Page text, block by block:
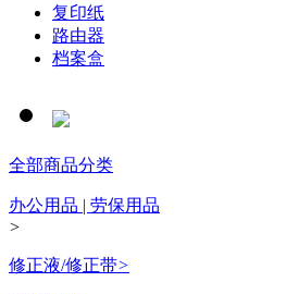
复印纸
路由器
档案盒
全部商品分类
办公用品 | 劳保用品
>
修正液/修正带>